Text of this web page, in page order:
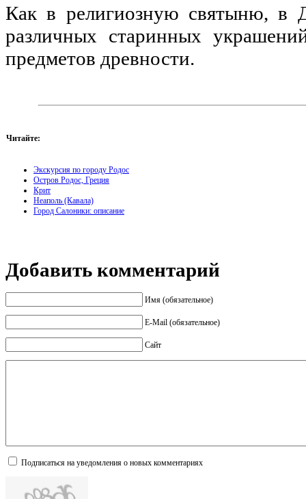
Как в религиозную святыню, в
различных старинных
предметов древности.
Читайте:
Экскурсия по городу Родос
Остров Родос, Греция
Крит
Неаполь (Кавала)
Город Салоники: описание
Добавить комментарий
Имя (обязательное)
E-Mail (обязательное)
Сайт
Подписаться на уведомления о новых комментариях